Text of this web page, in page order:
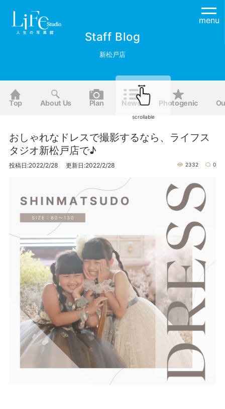
menu
Staff Blog
新松戸店
Top About Us Plan News Photogenic
おしゃれなドレスで撮影するなら、ライフス
タジオ新松戸店で♪
投稿日:2022/2/28 更新日:2022/2/28 2332 0